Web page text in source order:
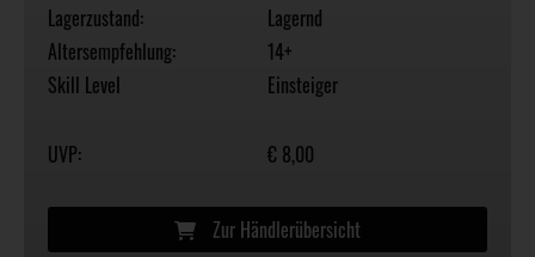
Lagerzustand:
Lagernd
Altersempfehlung:
14+
Skill Level
Einsteiger
UVP: € 8,00
Zur Händlerübersicht